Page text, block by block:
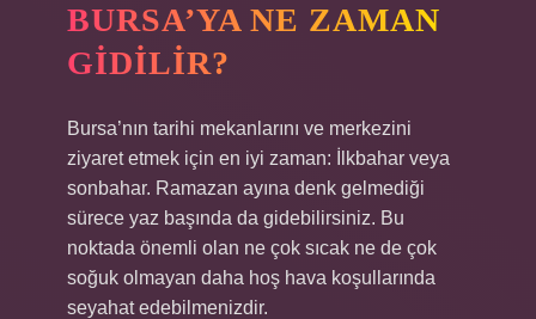
BURSA’YA NE ZAMAN
GIDILIR?
Bursa’nın tarihi mekanlarını ve merkezini
ziyaret etmek için en iyi zaman: İlkbahar veya
sonbahar. Ramazan ayına denk gelmediği
sürece yaz başında da gidebilirsiniz. Bu
noktada önemli olan ne çok sıcak ne de çok
soğuk olmayan daha hoş hava koşullarında
seyahat edebilmenizdir.